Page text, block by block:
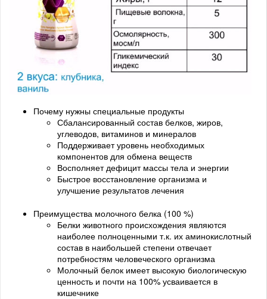
Почему нужны специальные продукты
Сбалансированный состав белков, жиров,
углеводов, витаминов и минералов
Поддерживает уровень необходимых
компонентов для обмена веществ
Восполняет дефицит массы тела и энергии
Быстрое восстановление организма и
улучшение результатов лечения
Преимущества молочного белка (100 %)
Белки животного происхождения являются
наиболее полноценными т.к. их аминокислотный
состав в наибольшей степени отвечает
потребностям человеческого организма
Молочный белок имеет высокую биологическую
ценность и почти на 100% усваивается в
кишечнике